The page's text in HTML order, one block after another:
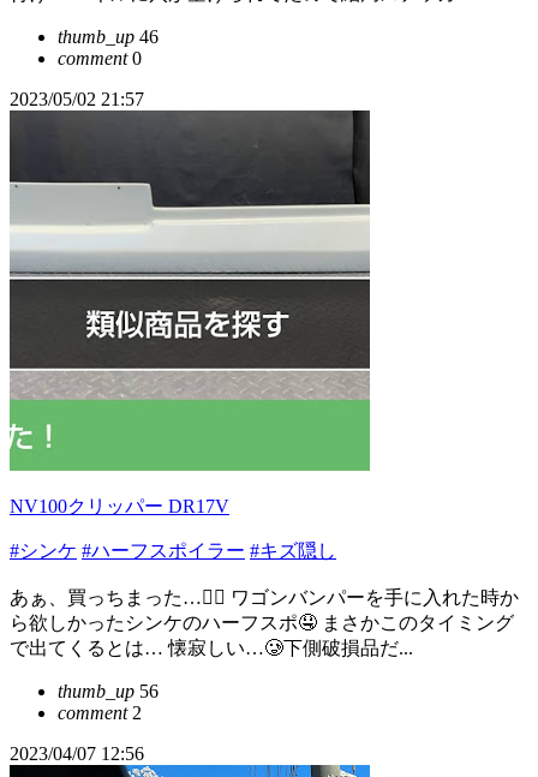
thumb_up 46
comment0
2023/05/02 21:57
NV100クリッパー DR17V
#シンケ #ハーフスポイラー #キズ隠し
あぁ、買っちまった…😮‍💨 ワゴンバンパーを手に入れた時か
ら欲しかったシンケのハーフスポ🤤 まさかこのタイミング
で出てくるとは… 懐寂しい…🥲下側破損品だ...
thumb_up 56
comment2
2023/04/07 12:56